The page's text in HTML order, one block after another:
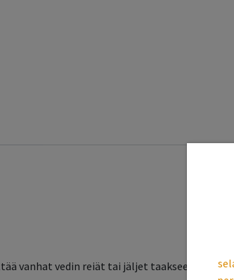
vanhat vedin reiät tai jäljet taakseen.